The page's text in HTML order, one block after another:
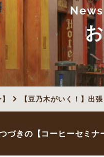
【豆乃木がいく！】出
づきの【コーヒーセミナ